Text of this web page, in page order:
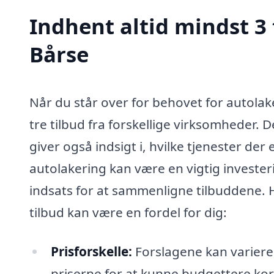
Indhent altid mindst
Bårse
Når du står over for behovet for
tre tilbud fra forskellige virksomheder.
giver også indsigt i, hvilke tjenester
autolakering kan være en vigtig
indsats for at sammenligne
tilbud kan være en fordel for dig:
Prisforskelle: Forslagene kan